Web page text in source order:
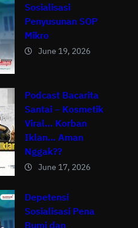
Sosialisasi
Penyusunan SOP
Mikro
June 19, 2026
Podcast Bacarita
Santai – Kosmetik
Viral… Korban
Iklan… Aman
Nggak??
June 17, 2026
Depetensi
Sosialisasi Pena
Bumi dan